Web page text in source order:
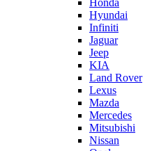
Honda
Hyundai
Infiniti
Jaguar
Jeep
KIA
Land Rover
Lexus
Mazda
Mercedes
Mitsubishi
Nissan